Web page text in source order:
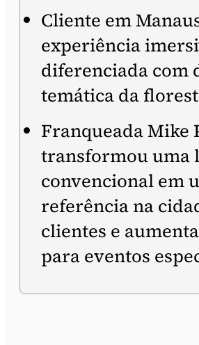
Cliente em
experiência
diferenciada com
temática da
Franqueada Mike
transformou uma
convencional em
referência na
clientes e
para eventos